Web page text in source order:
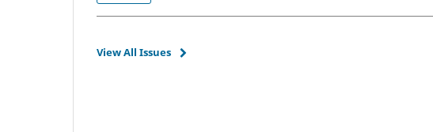
View All Issues